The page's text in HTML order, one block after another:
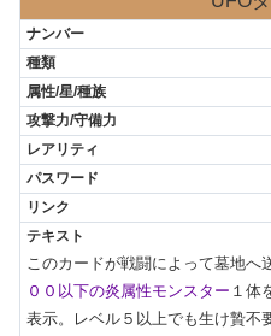
このカードが戦闘によって墓地へ
００以下の炎属性モンスター １体
表示。レベル５以上でも生け贄不